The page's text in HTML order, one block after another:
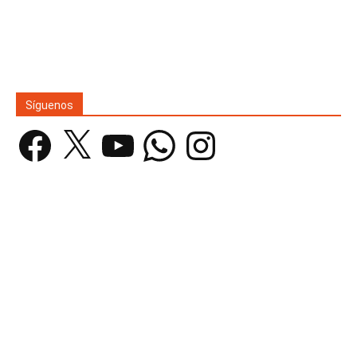
Síguenos
Facebook YouTube WhatsAppInstagram